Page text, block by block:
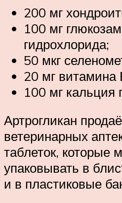
200 мг
100 мг
гидрохлорида;
50 мкг
20 мг витамина
100 мг кальция
Артрогликан
ветеринарных
таблеток, которые
упаковывать в
и в пластиковые